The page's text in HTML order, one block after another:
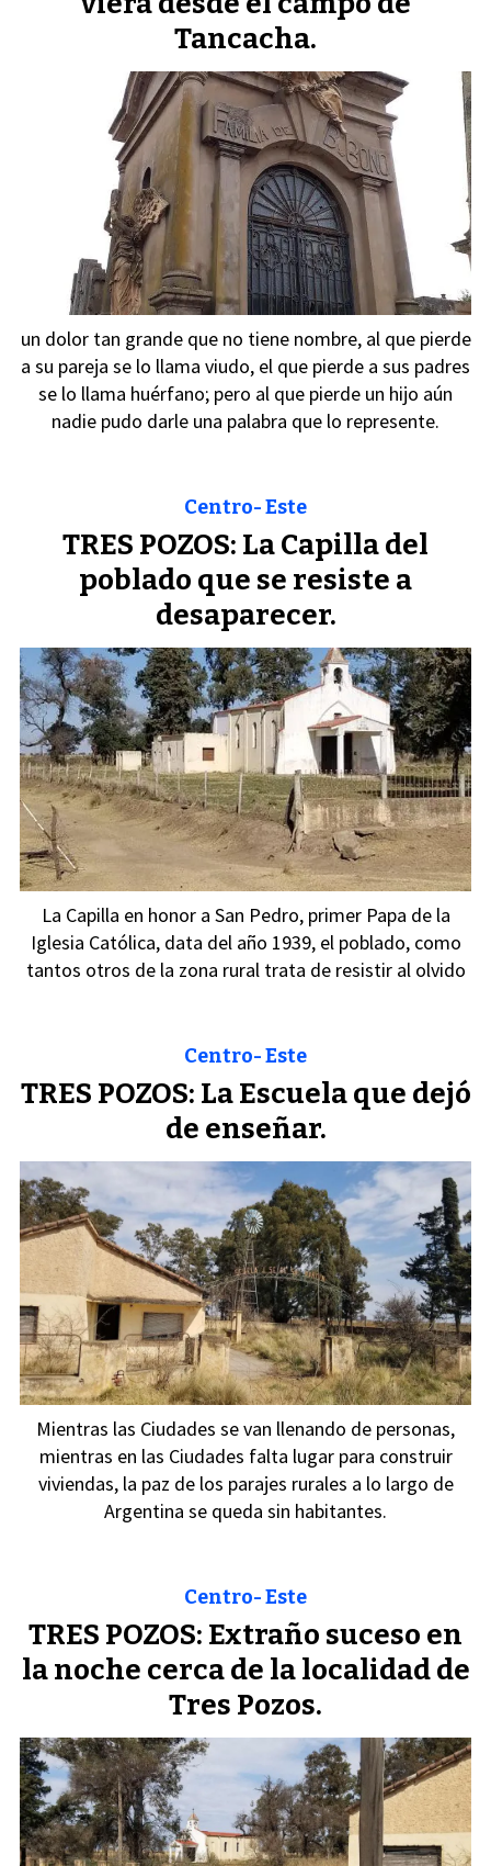
Tancacha.
un dolor tan grande que no tiene nombre, al que pierde
a su pareja se lo llama viudo, el que pierde a sus padres
se lo llama huérfano; pero al que pierde un hijo aún
nadie pudo darle una palabra que lo represente.
TRES POZOS: La Capilla del
poblado que se resiste a
desaparecer.
Centro- Este
La Capilla en honor a San Pedro, primer Papa de la
Iglesia Católica, data del año 1939, el poblado, como
tantos otros de la zona rural trata de resistir al olvido
TRES POZOS: La Escuela que dejó
de enseñar.
Centro- Este
Mientras las Ciudades se van llenando de personas,
mientras en las Ciudades falta lugar para construir
viviendas, la paz de los parajes rurales a lo largo de
Argentina se queda sin habitantes.
TRES POZOS: Extraño suceso en
la noche cerca de la localidad de
Tres Pozos.
Centro- Este